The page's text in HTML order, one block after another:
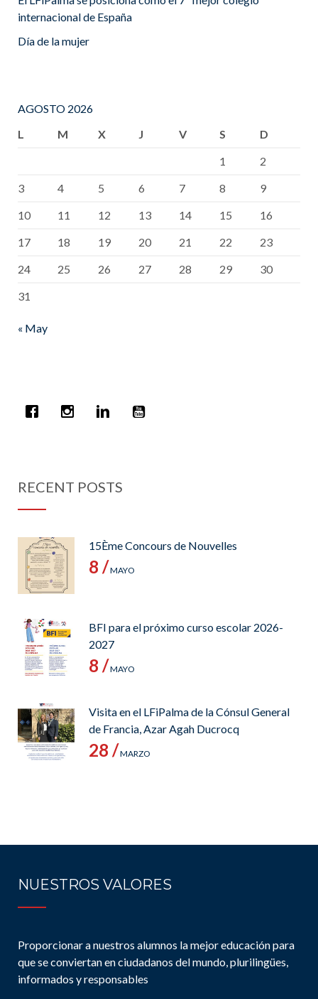
internacional de España
Día de la mujer
AGOSTO 2026
L
M X J V S
D
1
2
3
4 5 6 7 8
9
10
11 12 13 14 15
16
17
18 19 20 21 22
23
24
25 26 27 28 29
30
31
« May
RECENT POSTS
15Ème Concours de Nouvelles
8 /MAYO
BFI para el próximo curso escolar 2026-
2027
8 /MAYO
Visita en el LFiPalma de la Cónsul General
de Francia, Azar Agah Ducrocq
28 /MARZO
NUESTROS VALORES
Proporcionar a nuestros alumnos la mejor educación para
que se conviertan en ciudadanos del mundo, plurilingües,
informados y responsables